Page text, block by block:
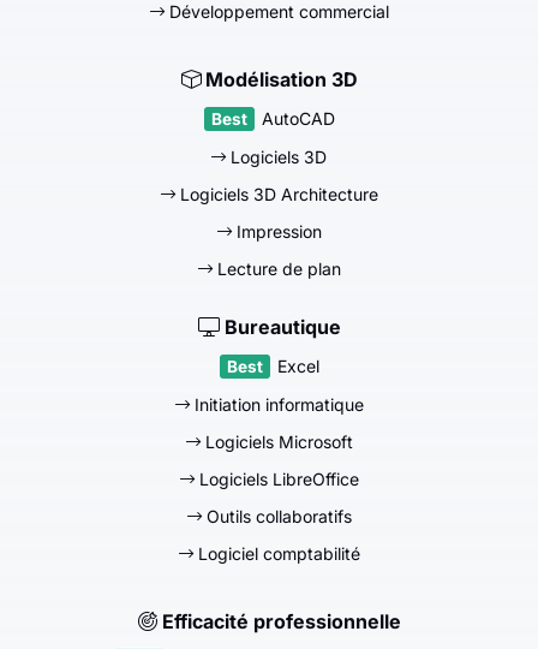
Développement commercial
Modélisation 3D
AutoCAD
Logiciels 3D
Logiciels 3D Architecture
Impression
Lecture de plan
Bureautique
Excel
Initiation informatique
Logiciels Microsoft
Logiciels LibreOffice
Outils collaboratifs
Logiciel comptabilité
Efficacité professionnelle